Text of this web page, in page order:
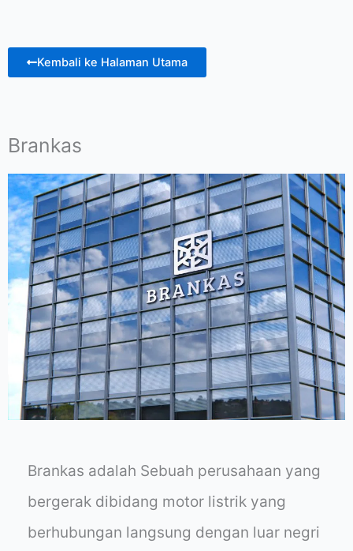
Kembali ke Halaman Utama
Brankas
Brankas adalah Sebuah perusahaan yang
bergerak dibidang motor listrik yang
berhubungan langsung dengan luar negri